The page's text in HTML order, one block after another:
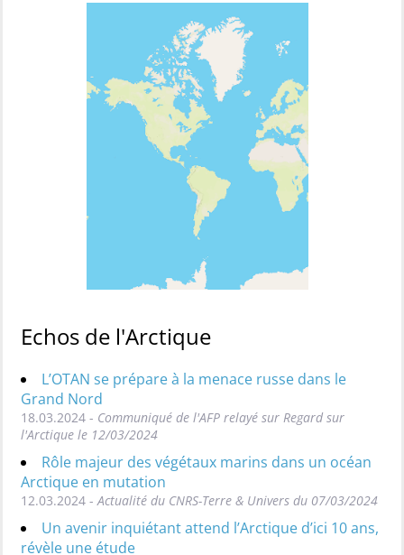
Echos de l'Arctique
L’OTAN se prépare à la menace russe dans le
Grand Nord
18.03.2024 - Communiqué de l'AFP relayé sur Regard sur
l'Arctique le 12/03/2024
Rôle majeur des végétaux marins dans un océan
Arctique en mutation
12.03.2024 - Actualité du CNRS-Terre & Univers du 07/03/2024
Un avenir inquiétant attend l’Arctique d’ici 10 ans,
révèle une étude